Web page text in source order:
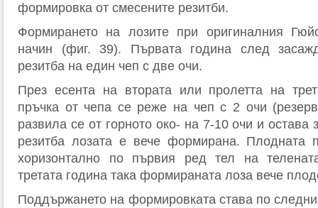
формировка от смесените резитби.
Формирането на лозите при оригиналния
начин (фиг. 39). Първата година след
резитба на един чеп с две очи.
През есента на втората или пролетта на
пръчка от чепа се реже на чеп с 2 очи
развила се от горното око- на 7-10 очи и
резитба лозата е вече формирана. Плодната
хоризонтално по първия ред тел на
третата година така формираната лоза вече
Поддържането на формировката става по